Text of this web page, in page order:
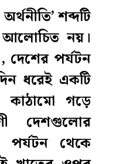
শব্দটি
নয়।
দেশের পর্যটন
ধরেই একটি
কাঠামো গড়ে
দেশগুলোর
পর্যটন থেকে